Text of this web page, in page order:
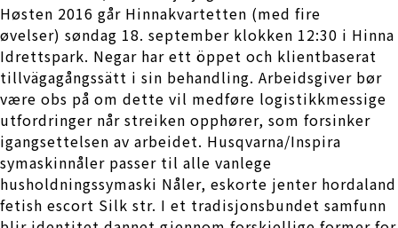
Høsten 2016 går Hinnakvartetten (med fire
øvelser) søndag 18. september klokken 12:30 i Hinna
Idrettspark. Negar har ett öppet och klientbaserat
tillvägagångssätt i sin behandling. Arbeidsgiver bør
være obs på om dette vil medføre logistikkmessige
utfordringer når streiken opphører, som forsinker
igangsettelsen av arbeidet. Husqvarna/Inspira
symaskinnåler passer til alle vanlege
husholdningssymaski Nåler, eskorte jenter hordaland
fetish escort Silk str. I et tradisjonsbundet samfunn